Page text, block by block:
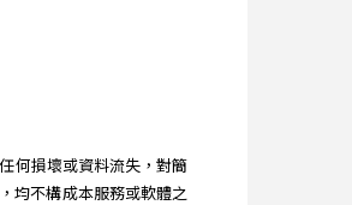
何損壞或資料流失，對簡
均不構成本服務或軟體之